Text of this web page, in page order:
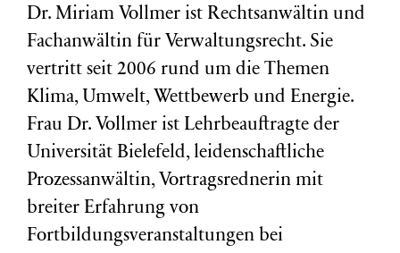
Dr. Miriam Vollmer ist Rechtsanwältin und
Fachanwältin für Verwaltungsrecht. Sie
vertritt seit 2006 rund um die Themen
Klima, Umwelt, Wettbewerb und Energie.
Frau Dr. Vollmer ist Lehrbeauftragte der
Universität Bielefeld, leidenschaftliche
Prozessanwältin, Vortragsrednerin mit
breiter Erfahrung von
Fortbildungsveranstaltungen bei